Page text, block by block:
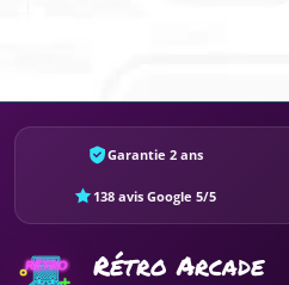
Garantie 2 ans
138 avis Google 5/5
Rétro Arcade